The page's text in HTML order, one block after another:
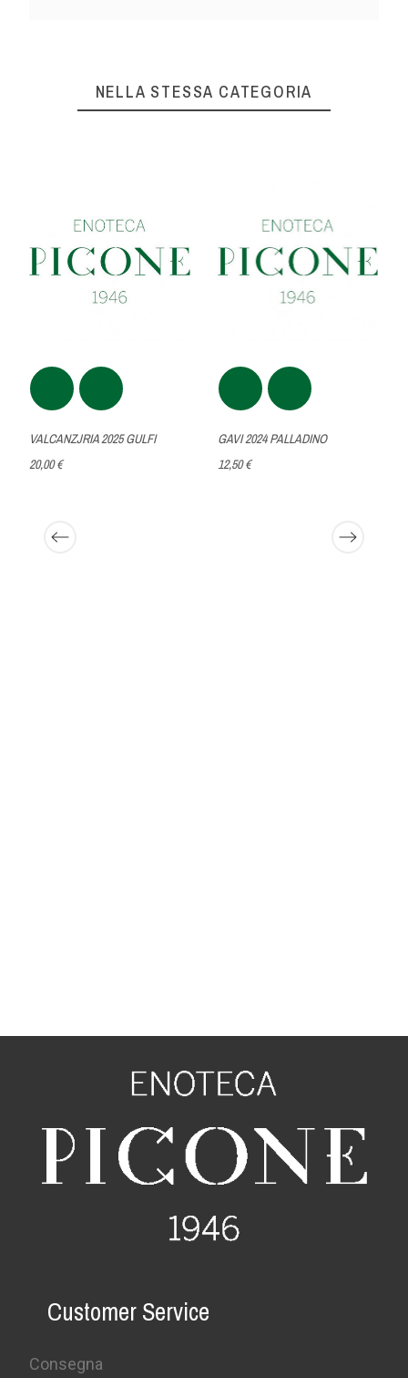
NELLA STESSA CATEGORIA
VALCANZJRIA 2025 GULFI
20,00 €
GAVI 2024 PALLADINO
12,50 €
Customer Service
Consegna